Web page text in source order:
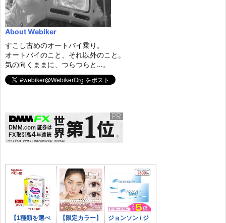
About Webiker
すこし古めのオートバイ乗り。
オートバイのこと、それ以外のこと。
気の向くままに、つらつらと…。